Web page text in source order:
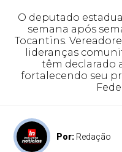
O deputado
semana após
Tocantins.
lideranças
têm declarado
fortalecendo seu
Por: Redação